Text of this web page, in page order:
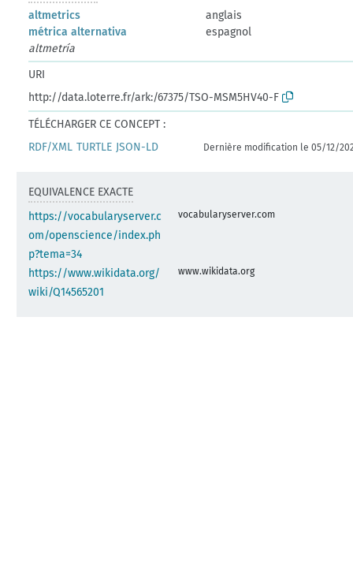
altmetrics
anglais
métrica alternativa
espagnol
altmetría
URI
http://data.loterre.fr/ark:/67375/TSO-MSM5HV40-F
TÉLÉCHARGER CE CONCEPT :
RDF/XML TURTLE JSON-LD Dernière modification le 05/12/
EQUIVALENCE EXACTE
https://vocabularyserver.c
om/openscience/index.ph
p?tema=34
vocabularyserver.com
https://www.wikidata.org/
wiki/Q14565201
www.wikidata.org